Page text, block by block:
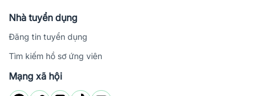
Nhà tuyển dụng
Đăng tin tuyển dụng
Tìm kiếm hồ sơ ứng viên
Mạng xã hội